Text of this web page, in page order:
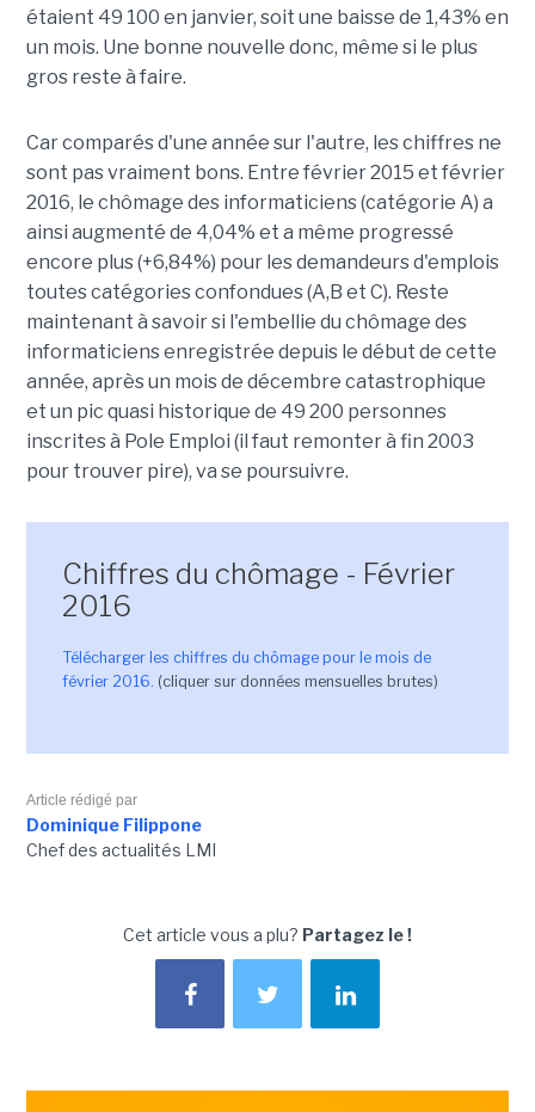
étaient 49 100 en janvier, soit une baisse de 1,43% en
un mois. Une bonne nouvelle donc, même si le plus
gros reste à faire.
Car comparés d'une année sur l'autre, les chiffres ne
sont pas vraiment bons. Entre février 2015 et février
2016, le chômage des informaticiens (catégorie A) a
ainsi augmenté de 4,04% et a même progressé
encore plus (+6,84%) pour les demandeurs d'emplois
toutes catégories confondues (A,B et C). Reste
maintenant à savoir si l'embellie du chômage des
informaticiens enregistrée depuis le début de cette
année, après un mois de décembre catastrophique
et un pic quasi historique de 49 200 personnes
inscrites à Pole Emploi (il faut remonter à fin 2003
pour trouver pire), va se poursuivre.
Chiffres du chômage - Février
2016
Télécharger les chiffres du chômage pour le mois de
février 2016. (cliquer sur données mensuelles brutes)
Article rédigé par
Dominique Filippone
Chef des actualités LMI
Cet article vous a plu? Partagez le !